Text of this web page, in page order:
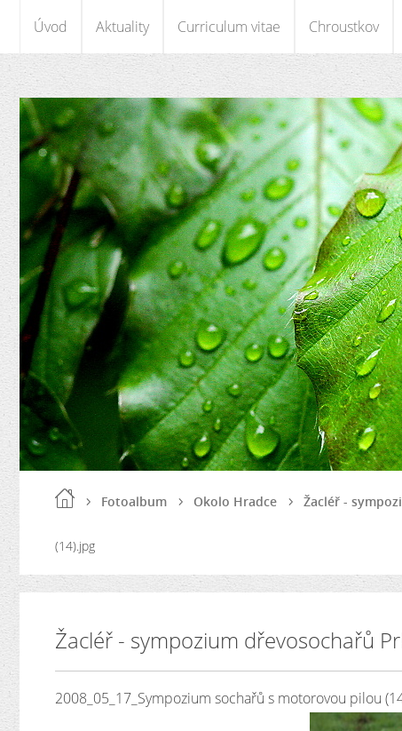
Úvod Aktuality Curriculum vitae Chroustkov
Fotoalbum Okolo Hradce Žacléř -
(14).jpg
Žacléř - sympozium dřevosochařů
2008_05_17_Sympozium sochařů s motorovou pilou